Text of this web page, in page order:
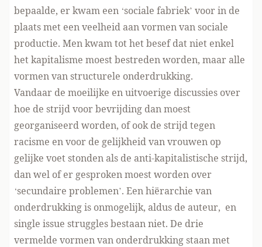
bepaalde, er kwam een ‘sociale fabriek’ voor in de
plaats met een veelheid aan vormen van sociale
productie. Men kwam tot het besef dat niet enkel
het kapitalisme moest bestreden worden, maar alle
vormen van structurele onderdrukking.
Vandaar de moeilijke en uitvoerige discussies over
hoe de strijd voor bevrijding dan moest
georganiseerd worden, of ook de strijd tegen
racisme en voor de gelijkheid van vrouwen op
gelijke voet stonden als de anti-kapitalistische strijd,
dan wel of er gesproken moest worden over
‘secundaire problemen’. Een hiërarchie van
onderdrukking is onmogelijk, aldus de auteur, en
single issue struggles bestaan niet. De drie
vermelde vormen van onderdrukking staan met